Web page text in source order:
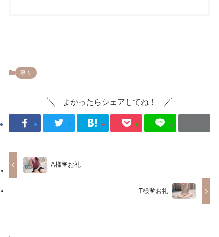
寧々
よかったらシェアしてね！
A様💗お礼
T様💗お礼